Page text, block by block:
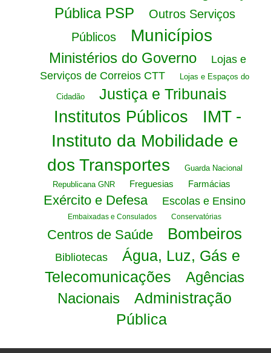
Pública PSP
Outros Serviços
Públicos
Municípios
Ministérios do Governo
Lojas e
Serviços de Correios CTT
Lojas e Espaços do
Cidadão Justiça e Tribunais
Institutos Públicos
IMT -
Instituto da Mobilidade e
dos Transportes
Guarda Nacional
Republicana GNR
Freguesias Farmácias
Exército e Defesa Escolas e Ensino
Embaixadas e Consulados Conservatórias
Centros de Saúde Bombeiros
Bibliotecas
Água, Luz, Gás e
Telecomunicações
Agências
Nacionais
Administração
Pública